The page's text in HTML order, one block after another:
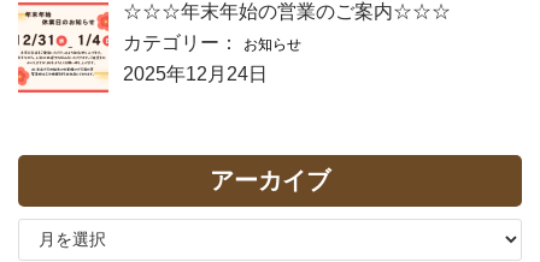
☆☆☆年末年始の営業のご案内☆☆☆
カテゴリー：
お知らせ
2025年12月24日
アーカイブ